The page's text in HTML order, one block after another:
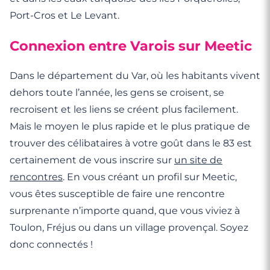
Port-Cros et Le Levant.
Connexion entre Varois sur Meetic
Dans le département du Var, où les habitants vivent
dehors toute l’année, les gens se croisent, se
recroisent et les liens se créent plus facilement.
Mais le moyen le plus rapide et le plus pratique de
trouver des célibataires à votre goût dans le 83 est
certainement de vous inscrire sur un site de
rencontres. En vous créant un profil sur Meetic,
vous êtes susceptible de faire une rencontre
surprenante n’importe quand, que vous viviez à
Toulon, Fréjus ou dans un village provençal. Soyez
donc connectés !